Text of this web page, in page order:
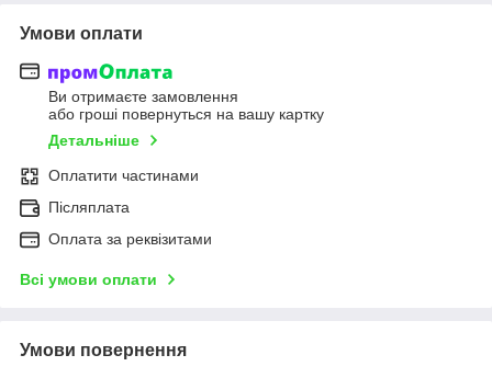
Умови оплати
Ви отримаєте замовлення
або гроші повернуться на вашу картку
Детальніше
Оплатити частинами
Післяплата
Оплата за реквізитами
Всі умови оплати
Умови повернення